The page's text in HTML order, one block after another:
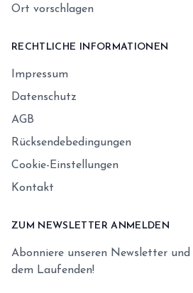
Ort vorschlagen
RECHTLICHE INFORMATIONEN
Impressum
Datenschutz
AGB
Rücksendebedingungen
Cookie-Einstellungen
Kontakt
ZUM NEWSLETTER ANMELDEN
Abonniere unseren Newsletter
dem Laufenden!